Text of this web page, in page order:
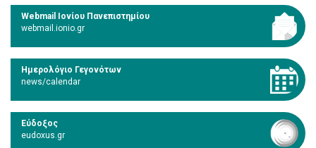
Webmail Ιονίου Πανεπιστημίου
webmail.ionio.gr
Ημερολόγιο Γεγονότων
news/calendar
Εύδοξος
eudoxus.gr